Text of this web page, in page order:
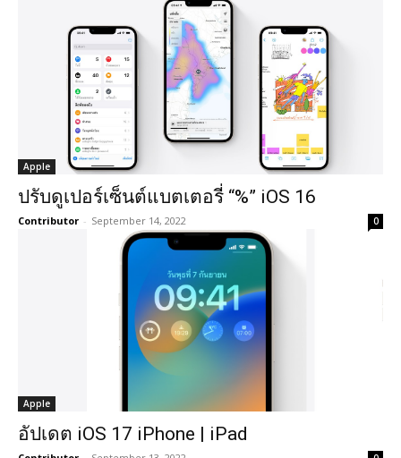
Apple
ปรับดูเปอร์เซ็นต์แบตเตอรี่ “%” iOS 16
Contributor - September 14, 2022 0
Apple
อัปเดต iOS 17 iPhone | iPad